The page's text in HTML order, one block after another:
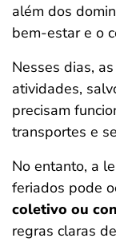
além dos
bem-estar e o
Nesses dias,
atividades,
precisam
transportes e
No entanto, a
feriados pode
coletivo ou
regras claras